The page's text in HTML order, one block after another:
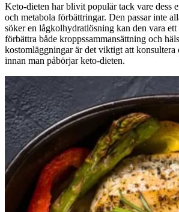
Keto-dieten har blivit populär tack vare dess
och metabola förbättringar. Den passar inte
söker en lågkolhydratlösning kan den vara
förbättra både kroppssammansättning och
kostomläggningar är det viktigt att konsultera
innan man påbörjar keto-dieten.